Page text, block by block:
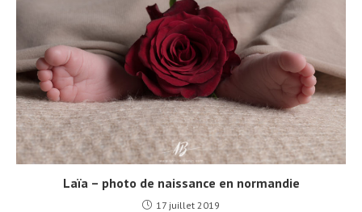
Laïa – photo de naissance en normandie
17 juillet 2019